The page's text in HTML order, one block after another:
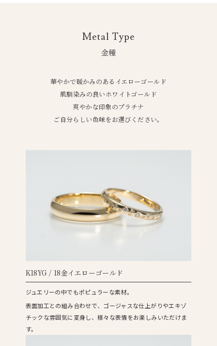
Metal Type
金種
華やかで暖かみのあるイエローゴールド
肌馴染みの良いホワイトゴールド
爽やかな印象のプラチナ
ご自分らしい色味をお選びください。
K18YG / 18金イエローゴールド
ジュエリーの中でもポピュラーな素材。
表面加工との組み合わせで、ゴージャスな仕上がりやエキゾ
チックな雰囲気に変身し、様々な表情をお楽しみいただけま
す。